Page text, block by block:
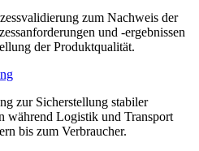
zum Nachweis der
und -ergebnissen
der Produktqualität.
zur Sicherstellung stabiler
während Logistik und Transport
bis zum Verbraucher.